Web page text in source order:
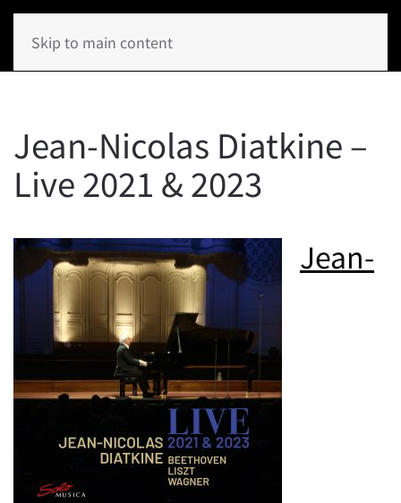
Skip to main content
Jean-Nicolas Diatkine –
Live 2021 & 2023
Jean-